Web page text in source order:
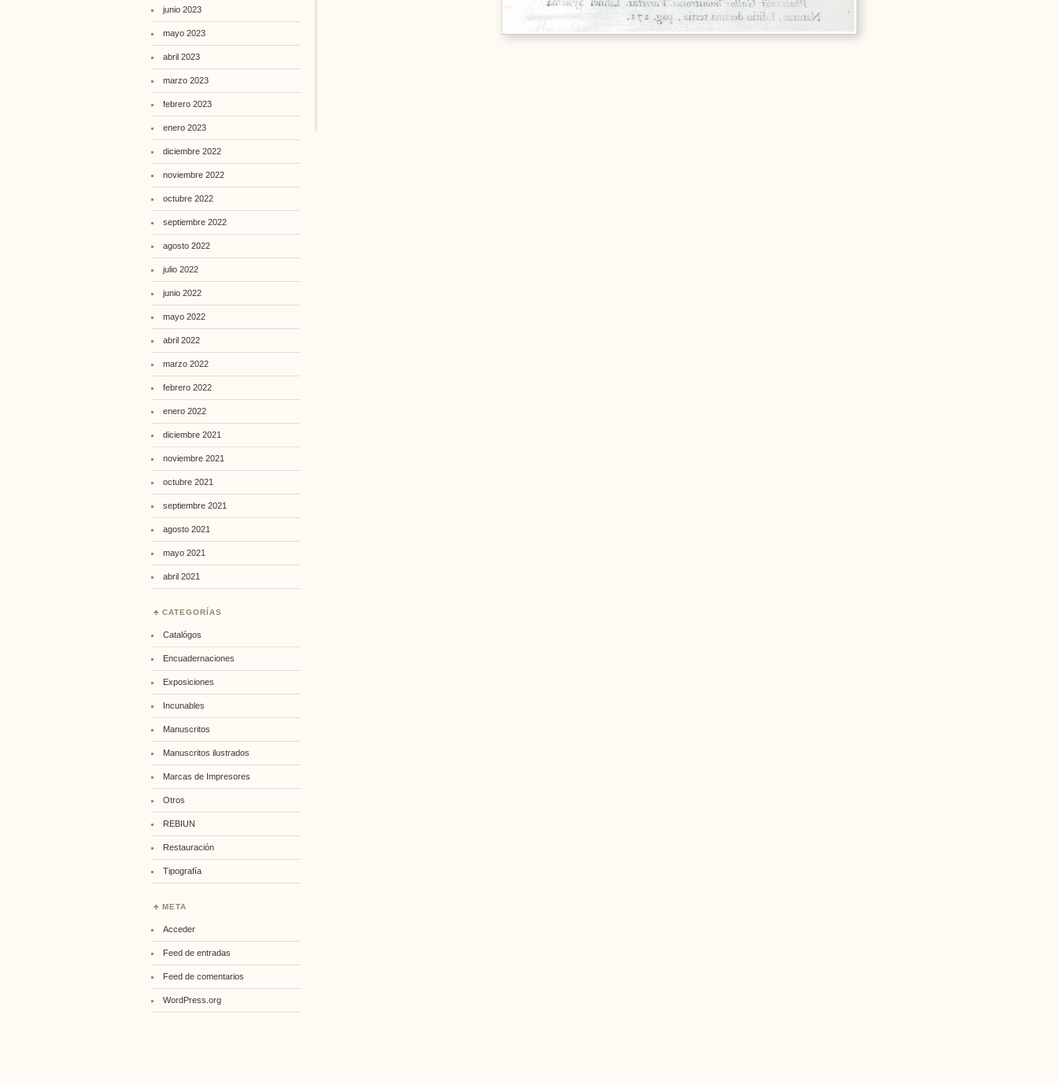
junio 2023
mayo 2023
abril 2023
marzo 2023
febrero 2023
enero 2023
diciembre 2022
noviembre 2022
octubre 2022
septiembre 2022
agosto 2022
julio 2022
junio 2022
mayo 2022
abril 2022
marzo 2022
febrero 2022
enero 2022
diciembre 2021
noviembre 2021
octubre 2021
septiembre 2021
agosto 2021
mayo 2021
abril 2021
CATEGORÍAS
Catalógos
Encuadernaciones
Exposiciones
Incunables
Manuscritos
Manuscritos ilustrados
Marcas de Impresores
Otros
REBIUN
Restauración
Tipografía
META
Acceder
Feed de entradas
Feed de comentarios
WordPress.org